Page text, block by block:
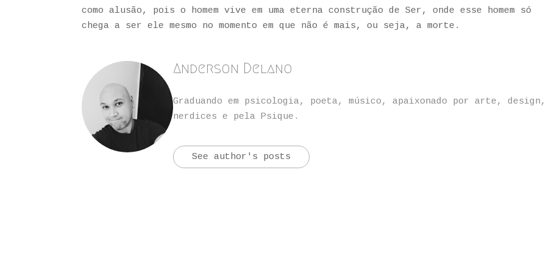
como alusão, pois o homem vive em uma eterna construção de Ser, onde esse homem só
chega a ser ele mesmo no momento em que não é mais, ou seja, a morte.
Anderson Delano
Graduando em psicologia, poeta, músico, apaixonado por arte, design,
nerdices e pela Psique.
See author's posts